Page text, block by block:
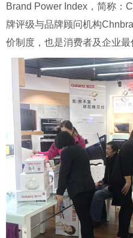
Brand Power Index，简称：
牌评级与品牌顾问机构
价制度，也是消费者及企业最